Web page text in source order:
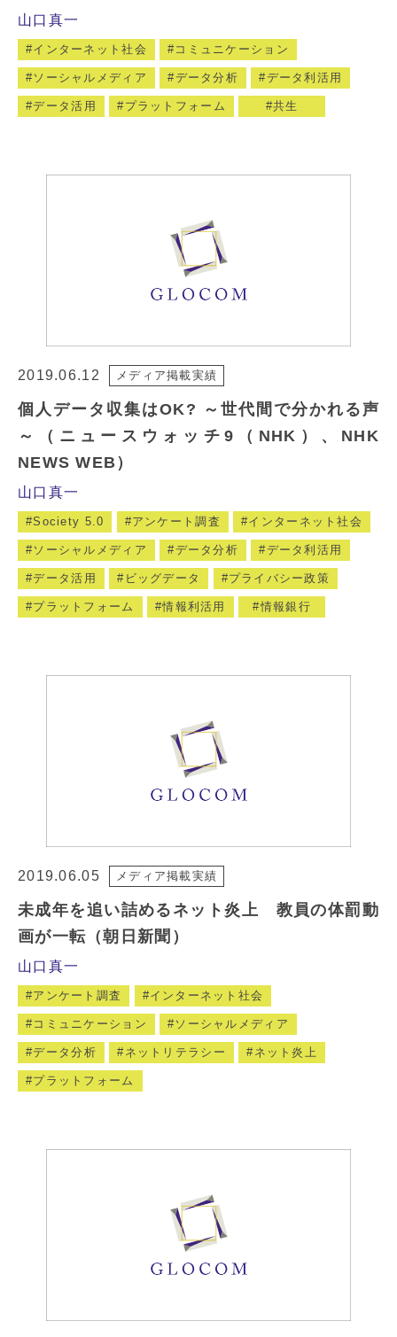
山口真一
インターネット社会 コミュニケーション
ソーシャルメディア データ分析 データ利活用
データ活用 プラットフォーム 共生
2019.06.12 メディア掲載実績
個人データ収集はOK? ～世代間で分かれる声
～（ニュースウォッチ9（NHK）、NHK
NEWS WEB）
山口真一
Society 5.0 アンケート調査 インターネット社会
ソーシャルメディア データ分析 データ利活用
データ活用 ビッグデータ プライバシー政策
プラットフォーム 情報利活用 情報銀行
2019.06.05 メディア掲載実績
未成年を追い詰めるネット炎上 教員の体罰動
画が一転（朝日新聞）
山口真一
アンケート調査 インターネット社会
コミュニケーション ソーシャルメディア
データ分析 ネットリテラシー ネット炎上
プラットフォーム